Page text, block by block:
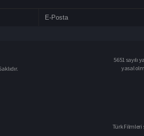
5651 sayılı
yasal
Türk Filmleri